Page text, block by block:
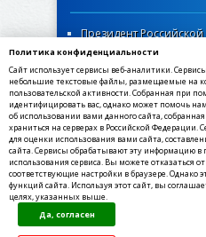
Президент
Правительство
Самарская губернская
Госуслуги Самарской
Социальный портал
МФЦ Самарской
©2020-2021, МКУ
поселения Богатое
Богатовский Самарской
Политика конфиденциальности
Сайт использует сервисы веб-аналитики.
небольшие текстовые файлы, размещаемые на
пользовательской активности. Собранная при
идентифицировать вас, однако может помочь
об использовании вами данного сайта,
храниться на серверах в Российской
для оценки использования вами сайта,
сайта. Сервисы обрабатывают эту информацию в
использования сервиса. Вы можете отказаться
соответствующие настройки в браузере. Однако
функций сайта. Используя этот сайт, вы
целях, указанных выше.
Да, согласен